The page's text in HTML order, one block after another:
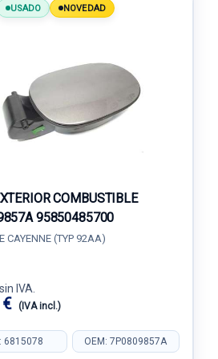
USADO NOVEDAD
COMBUSTIBLE
95850485700
CAYENNE (TYP 92AA)
IVA.
€ (IVA incl.)
6815078 OEM: 7P0809857A